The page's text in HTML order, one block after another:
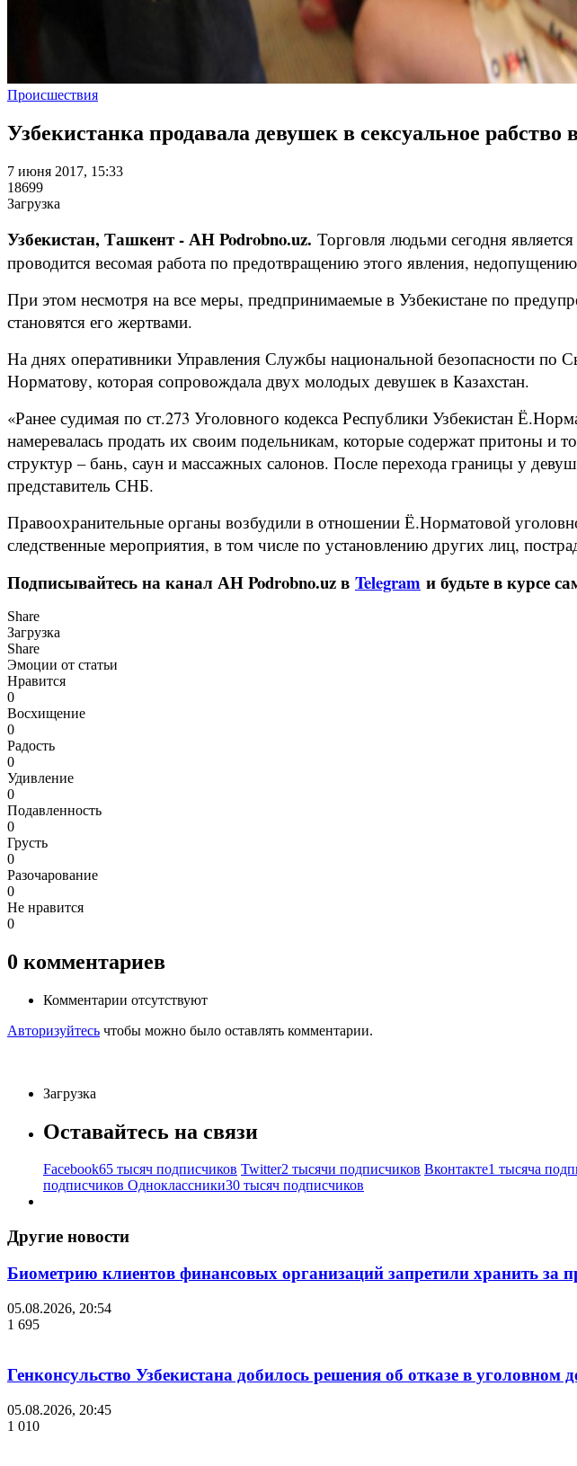
Происшествия
Узбекистанка продавала девушек в сексуальное рабство
7 июня 2017, 15:33
18699
Загрузка
Узбекистан, Ташкент - АН Podrobno.uz. Торговля людьми сегодня
проводится весомая работа по предотвращению этого явления,
При этом несмотря на все меры, предпринимаемые в Узбекистане по
становятся его жертвами.
На днях оперативники Управления Службы национальной безопасности по
Норматову, которая сопровождала двух молодых девушек в Казахстан.
«Ранее судимая по ст.273 Уголовного кодекса Республики Узбекистан
намеревалась продать их своим подельникам, которые содержат притоны и
структур – бань, саун и массажных салонов. После перехода границы у
представитель СНБ.
Правоохранительные органы возбудили в отношении Ё.Норматовой
следственные мероприятия, в том числе по установлению других лиц,
Подписывайтесь на канал АН Podrobno.uz в Telegram и будьте в курсе
Share
Загрузка
Share
Эмоции от статьи
Нравится
0
Восхищение
0
Радость
0
Удивление
0
Подавленность
0
Грусть
0
Разочарование
0
Не нравится
0
0 комментариев
Комментарии отсутствуют
Авторизуйтесь чтобы можно было оставлять комментарии.
Загрузка
Оставайтесь на связи
Facebook65 тысяч подписчиков Twitter2 тысячи подписчиков Вконтакте1 тысяча
подписчиков Одноклассники30 тысяч подписчиков
Другие новости
Биометрию клиентов финансовых организаций запретили хранить за
05.08.2026, 20:54
1 695
Генконсульство Узбекистана добилось решения об отказе в уголовном
05.08.2026, 20:45
1 010